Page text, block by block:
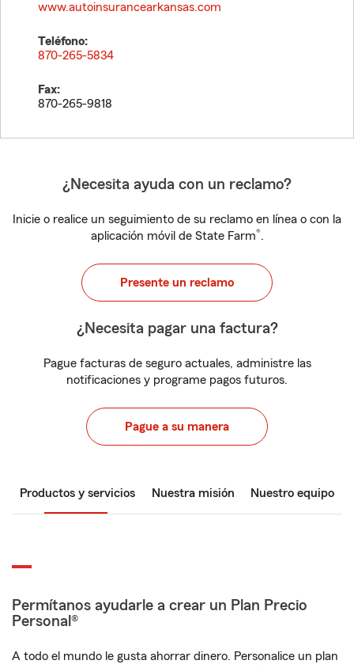
www.autoinsurancearkansas.com
Teléfono:
870-265-5834
Fax:
870-265-9818
¿Necesita ayuda con un reclamo?
Inicie o realice un seguimiento de su reclamo en línea o con la
aplicación móvil de State Farm®.
Presente un reclamo
¿Necesita pagar una factura?
Pague facturas de seguro actuales, administre las
notificaciones y programe pagos futuros.
Pague a su manera
Productos y servicios Nuestra misión Nuestro equipo
Permítanos ayudarle a crear un Plan Precio
Personal®
A todo el mundo le gusta ahorrar dinero. Personalice un plan